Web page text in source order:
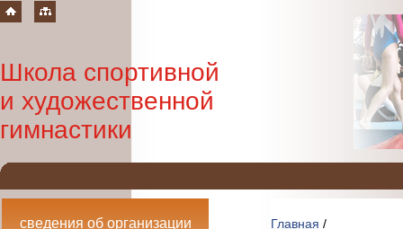
Школа спортивной
и художественной
гимнастики
сведения об организации Главная /